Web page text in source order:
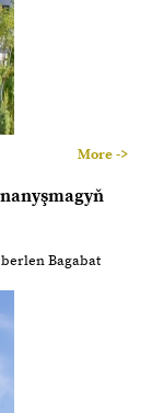
More ->
Bagabat